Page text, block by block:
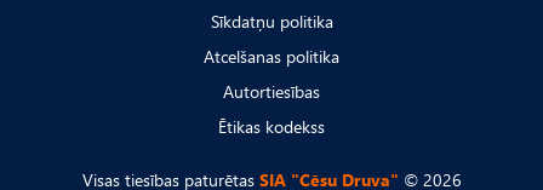
Sīkdatņu politika
Atcelšanas politika
Autortiesības
Ētikas kodekss
Visas tiesības paturētas SIA "Cēsu Druva" © 2026